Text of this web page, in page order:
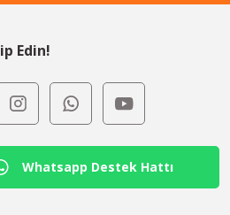
Edin!
Whatsapp Destek Hattı